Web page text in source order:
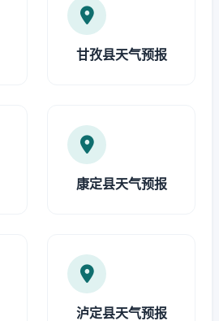
甘孜县天气预报
康定县天气预报
泸定县天气预报